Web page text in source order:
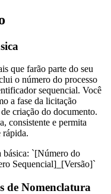
que farão parte do seu
o número do processo
sequencial. Você
a fase da licitação
criação do documento.
consistente e permita
rápida.
básica: `[Número do
Sequencial]_[Versão]`
de Nomenclatura